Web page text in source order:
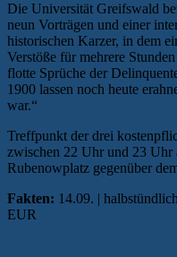
Die Universität Greifswald
neun Vorträgen und einer
historischen Karzer, in dem
Verstöße für mehrere
flotte Sprüche der
1900 lassen noch heute
war.“
Treffpunkt der drei
zwischen 22 Uhr und 23 Uhr
Rubenowplatz gegenüber
Fakten: 14.09. |
EUR